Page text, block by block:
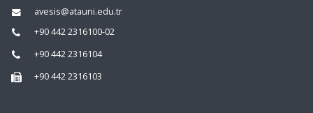
avesis@atauni.edu.tr
+90 442 2316100-02
+90 442 2316104
+90 442 2316103